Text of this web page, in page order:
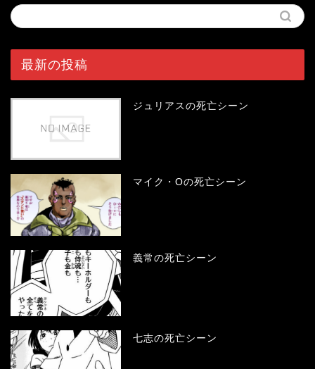
最新の投稿
ジュリアスの死亡シーン
マイク・Oの死亡シーン
義常の死亡シーン
七志の死亡シーン